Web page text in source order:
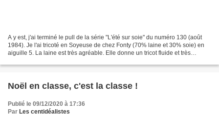
A y est, j'ai terminé le pull de la série "L'été sur soie" du numéro 130 (août
1984). Je l'ai tricoté en Soyeuse de chez Fonty (70% laine et 30% soie) en
aiguille 5. La laine est très agréable. Elle donne un tricot fluide et très
Noël en classe, c'est la classe !
Publié le 09/12/2020 à 17:36
Par Les centidéalistes